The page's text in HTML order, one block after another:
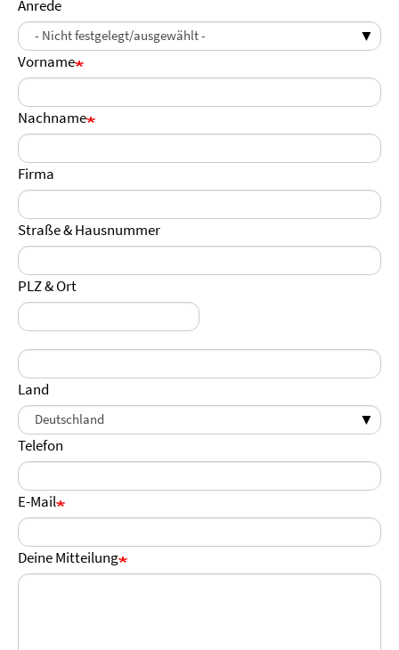
Anrede
Vorname
Nachname
Firma
Straße & Hausnummer
PLZ & Ort
Ort
Land
Telefon
E-Mail
Deine Mitteilung